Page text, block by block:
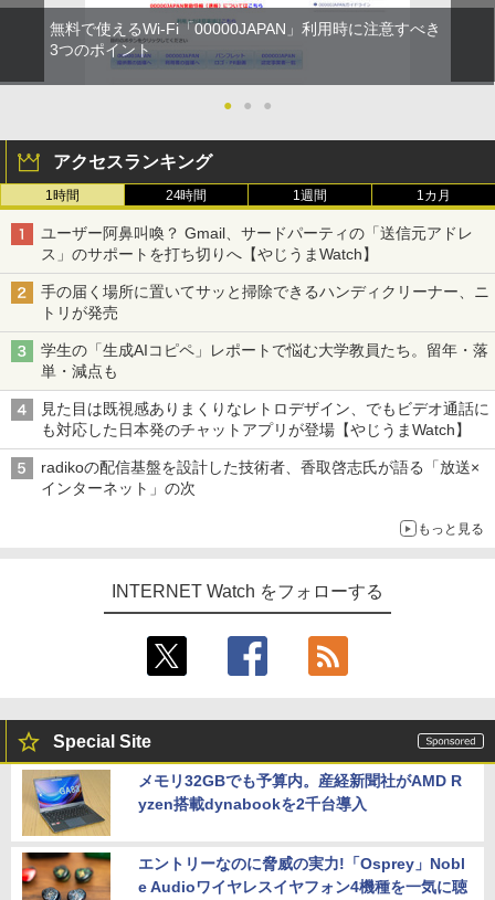
無料で使えるWi-Fi「00000JAPAN」利用時に注意すべき
3つのポイント
● ● ●
アクセスランキング
1時間 24時間 1週間 1カ月
ユーザー阿鼻叫喚？ Gmail、サードパーティの「送信元アドレ
ス」のサポートを打ち切りへ【やじうまWatch】
手の届く場所に置いてサッと掃除できるハンディクリーナー、ニ
トリが発売
学生の「生成AIコピペ」レポートで悩む大学教員たち。留年・落
単・減点も
見た目は既視感ありまくりなレトロデザイン、でもビデオ通話に
も対応した日本発のチャットアプリが登場【やじうまWatch】
radikoの配信基盤を設計した技術者、香取啓志氏が語る「放送×
インターネット」の次
もっと見る
INTERNET Watch をフォローする
Special Site
メモリ32GBでも予算内。産経新聞社がAMD R
yzen搭載dynabookを2千台導入
エントリーなのに脅威の実力!「Osprey」Nobl
e Audioワイヤレスイヤフォン4機種を一気に聴